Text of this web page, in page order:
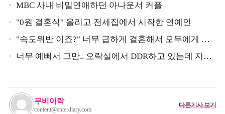
구 했다는 MBC 아나운서
MBC 사내 비밀연애하던 아나운서 커플
"0원 결혼식" 올리고 전세집에서 시작한 연예인
"속도위반 이죠?" 너무 급하게 결혼해서 모두에게 의
심 받았던 스타
너무 예뻐서 그만.. 오락실에서 DDR하고 있는데 지나
무비이락
content@enterdiary.com
다른기사 보기